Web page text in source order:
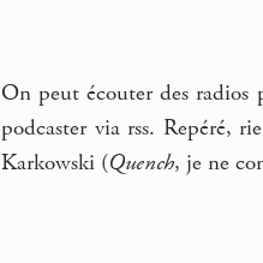
On peut écouter des radios
podcaster via rss. Repéré,
Karkowski (Quench, je ne